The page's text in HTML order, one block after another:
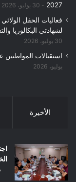
2027
30 يوليو، 2026
فعاليات الحفل
لشهادتي البكالوريا
30 يوليو، 2026
استقبالات
يوليو، 2026
الأخيرة